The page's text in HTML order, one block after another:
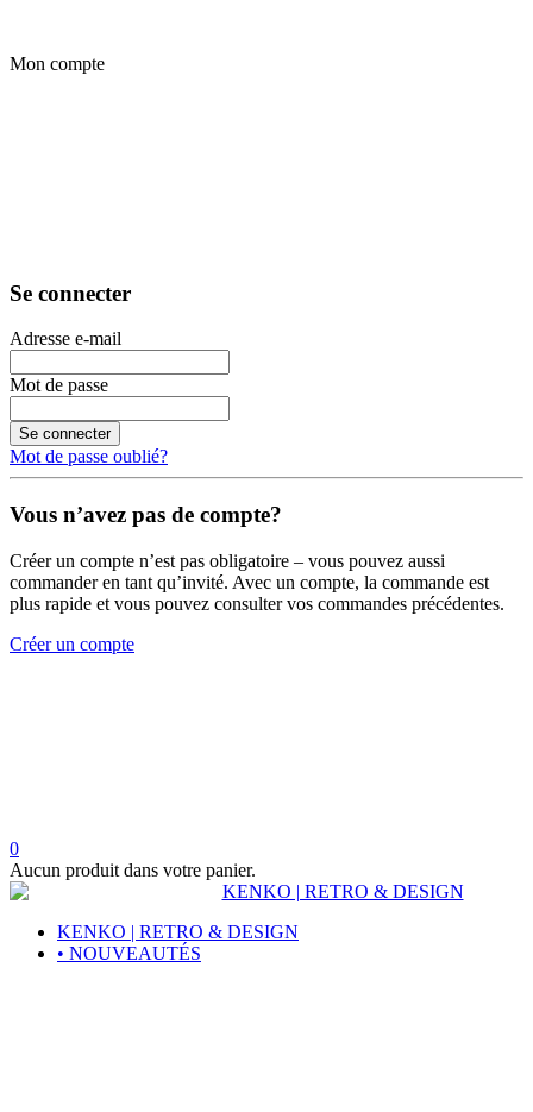
Mon compte
Se connecter
Adresse e-mail
Mot de passe
Se connecter
Mot de passe oublié?
Vous n’avez pas de compte?
Créer un compte n’est pas obligatoire – vous pouvez aussi
commander en tant qu’invité. Avec un compte, la commande est
plus rapide et vous pouvez consulter vos commandes précédentes.
Créer un compte
0
Aucun produit dans votre panier.
KENKO | RETRO & DESIGN
• NOUVEAUTÉS